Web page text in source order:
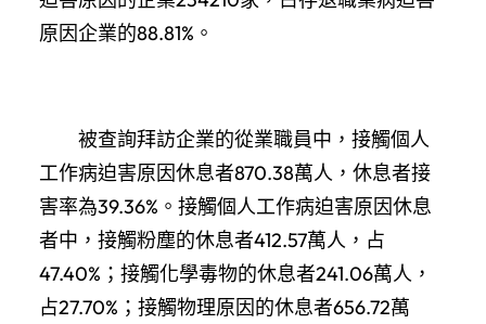
原因企業的88.81%。
被查詢拜訪企業的從業職員中，接觸個人
工作病迫害原因休息者870.38萬人，休息者接
害率為39.36%。接觸個人工作病迫害原因休息
者中，接觸粉塵的休息者412.57萬人，占
47.40%；接觸化學毒物的休息者241.06萬人，
占27.70%；接觸物理原因的休息者656.72萬